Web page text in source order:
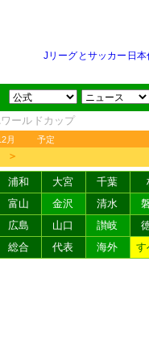
Jリーグとサッカー日
ールドカップ
月 予定
＞
浦和 大宮 千葉
富山 金沢 清水
広島 山口 讃岐
総合 代表 海外 す